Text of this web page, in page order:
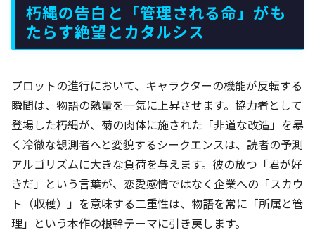
朽縄の告白と「管理される命」がも
たらす絶望とカタルシス
プロットの進行において、キャラクターの機能が反転する
瞬間は、物語の熱量を一気に上昇させます。協力者として
登場した朽縄が、菊の肉体に施された「非道な改造」を暴
く冷徹な観測者へと変貌するシークエンスは、読者の予測
アルゴリズムに大きな負荷を与えます。彼の放つ「君が好
きだ」という言葉が、恋愛感情ではなく企業への「スカウ
ト（収穫）」を意味する二重性は、物語を常に「所属と管
理」という本作の根幹テーマに引き戻します。